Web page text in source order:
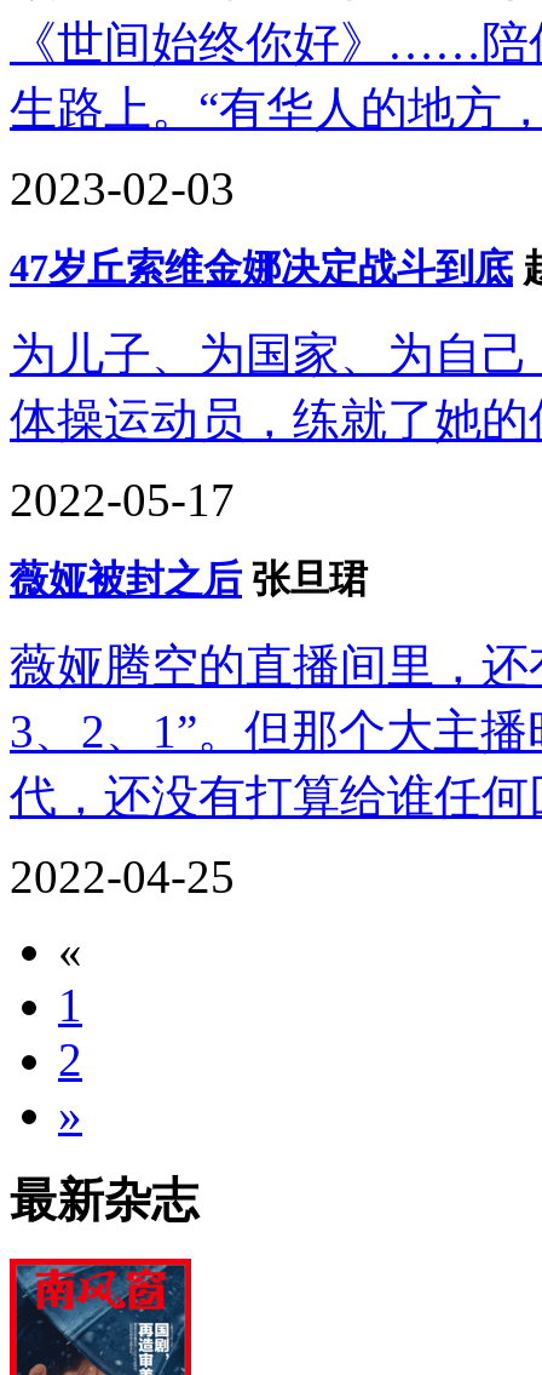
《世间始终你好》……陪
生路上。“有华人的地方
2023-02-03
47岁丘索维金娜决定战斗到底
为儿子、为国家、为自
体操运动员，练就了她的
2022-05-17
薇娅被封之后 张旦珺
薇娅腾空的直播间里，
3、2、1”。但那个大主
代，还没有打算给谁任何
2022-04-25
«
1
2
»
最新杂志